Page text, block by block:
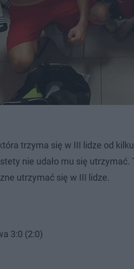
trzyma się w III lidze od
nie udało mu się
utrzymać się w III lidze.
3:0 (2:0)